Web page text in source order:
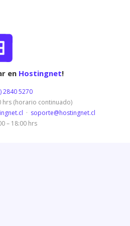
en Hostingnet!
2840 5270
hrs (horario continuado)
· soporte@hostingnet.cl
– 18:00 hrs